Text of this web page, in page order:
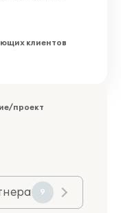
клиентов
проект
9